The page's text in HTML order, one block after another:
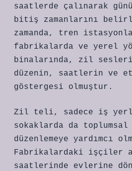
saatlerde çalınarak
bitiş zamanlarını
zamanda, tren
fabrikalarda ve yerel
binalarında, zil
düzenin, saatlerin ve
göstergesi olmuştur.
Zil teli, sadece iş
sokaklarda da
düzenlemeye yardımcı
Fabrikalardaki işçiler
saatlerinde evlerine